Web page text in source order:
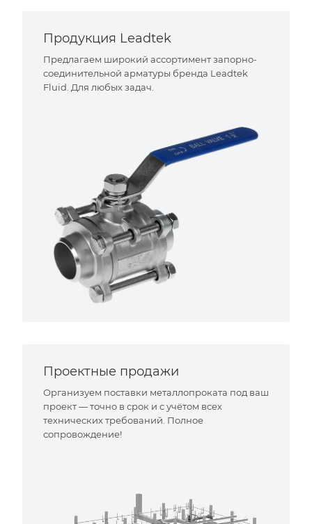
Продукция Leadtek
Предлагаем широкий ассортимент запорно-
соединительной арматуры бренда Leadtek
Fluid. Для любых задач.
Проектные продажи
Организуем поставки металлопроката под ваш
проект — точно в срок и с учётом всех
технических требований. Полное
сопровождение!